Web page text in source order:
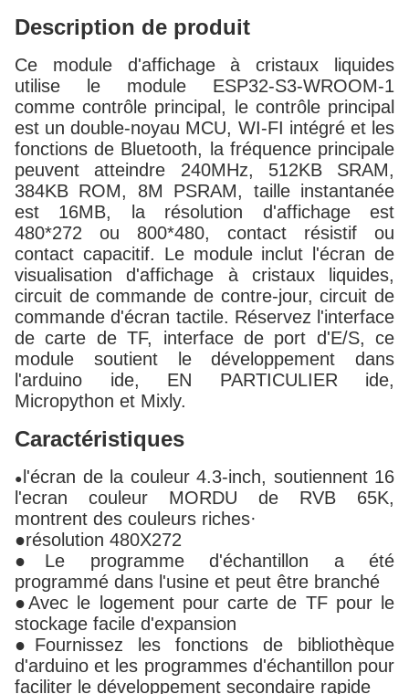
Description de produit
Ce module d'affichage à cristaux liquides
utilise le module ESP32-S3-WROOM-1
comme contrôle principal, le contrôle principal
est un double-noyau MCU, WI-FI intégré et les
fonctions de Bluetooth, la fréquence principale
peuvent atteindre 240MHz, 512KB SRAM,
384KB ROM, 8M PSRAM, taille instantanée
est 16MB, la résolution d'affichage est
480*272 ou 800*480, contact résistif ou
contact capacitif. Le module inclut l'écran de
visualisation d'affichage à cristaux liquides,
circuit de commande de contre-jour, circuit de
commande d'écran tactile. Réservez l'interface
de carte de TF, interface de port d'E/S, ce
module soutient le développement dans
l'arduino ide, EN PARTICULIER ide,
Micropython et Mixly.
Caractéristiques
● l'écran de la couleur 4.3-inch, soutiennent 16
l'ecran couleur MORDU de RVB 65K,
montrent des couleurs riches·
●résolution 480X272
●Le programme d'échantillon a été
programmé dans l'usine et peut être branché
●Avec le logement pour carte de TF pour le
stockage facile d'expansion
●Fournissez les fonctions de bibliothèque
d'arduino et les programmes d'échantillon pour
faciliter le développement secondaire rapide